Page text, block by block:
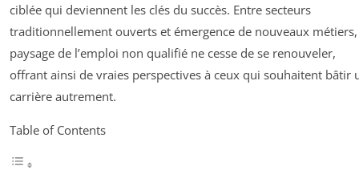
ciblée qui deviennent les clés du succès. Entre secteurs
traditionnellement ouverts et émergence de nouveaux
paysage de l’emploi non qualifié ne cesse de se renouveler,
offrant ainsi de vraies perspectives à ceux qui souhaitent bâtir
carrière autrement.
Table of Contents